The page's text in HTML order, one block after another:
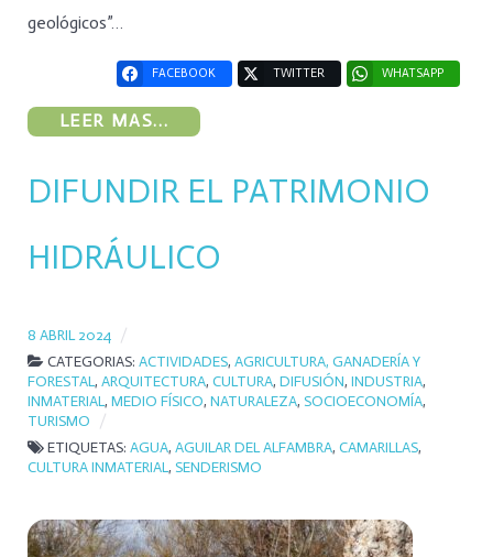
geológicos”…
FACEBOOK TWITTER WHATSAPP
LEER MAS...
DIFUNDIR EL PATRIMONIO
HIDRÁULICO
8 ABRIL 2024
CATEGORIAS: ACTIVIDADES, AGRICULTURA, GANADERÍA Y
FORESTAL, ARQUITECTURA, CULTURA, DIFUSIÓN, INDUSTRIA,
INMATERIAL, MEDIO FÍSICO, NATURALEZA, SOCIOECONOMÍA,
TURISMO
ETIQUETAS: AGUA, AGUILAR DEL ALFAMBRA, CAMARILLAS,
CULTURA INMATERIAL, SENDERISMO